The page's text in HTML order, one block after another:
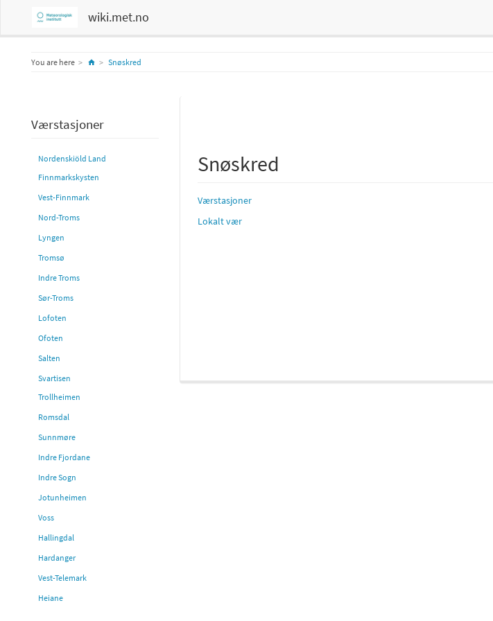
wiki.met.no
You are here HomeSnøskred
Værstasjoner
Nordenskiöld Land
Finnmarkskysten
Vest-Finnmark
Nord-Troms
Lyngen
Tromsø
Indre Troms
Sør-Troms
Lofoten
Ofoten
Salten
Svartisen
Trollheimen
Romsdal
Sunnmøre
Indre Fjordane
Indre Sogn
Jotunheimen
Voss
Hallingdal
Hardanger
Vest-Telemark
Heiane
Snøskred
Værstasjoner
Lokalt vær